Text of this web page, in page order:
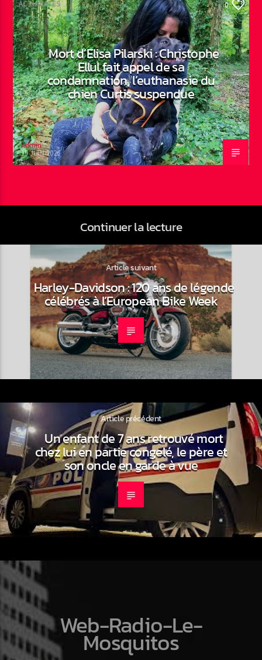
ACTUALITÉS 0
Mort d’Elisa Pilarski : Christophe
Ellul fait appel de sa
condamnation, l’euthanasie du
chien Curtis suspendue
Admin
19 JUIN 2026
Continuer la lecture
Article suivant
Harley-Davidson : 120 ans de légende
célébrés à l’European Bike Week
Article précédent
Un enfant de 7 ans retrouvé mort
chez lui en partie congelé, le père et
son oncle en garde à vue
Web-Radio-Le-
Mosquitos